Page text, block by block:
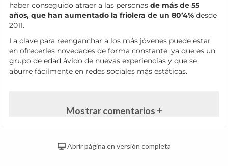
haber conseguido atraer a las personas de más de 55
años, que han aumentado la friolera de un 80’4% desde
2011.
La clave para reenganchar a los más jóvenes puede estar
en ofrecerles novedades de forma constante, ya que es un
grupo de edad ávido de nuevas experiencias y que se
aburre fácilmente en redes sociales más estáticas.
Mostrar comentarios +
Abrir página en versión completa